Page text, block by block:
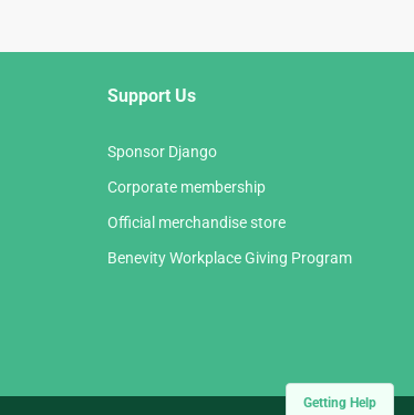
Getting Help
Support Us
Sponsor Django
Corporate membership
Official merchandise store
Benevity Workplace Giving Program